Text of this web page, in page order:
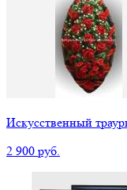
Искусственный
2 900 руб.